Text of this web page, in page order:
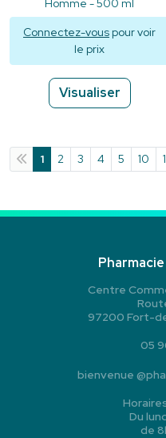
Homme - 500 ml
Connectez-vous pour voir
le prix
Visualiser
1 2 3 4 5 10
Centre
97200 Fort-
05
bienvenue @
Du
de